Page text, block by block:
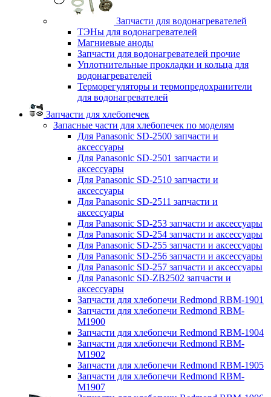
Запчасти для водонагревателей
ТЭНы для водонагревателей
Магниевые аноды
Запчасти для водонагревателей прочие
Уплотнительные прокладки и кольца для
водонагревателей
Терморегуляторы и термопредохранители
для водонагревателей
Запчасти для хлебопечек
Запасные части для хлебопечек по моделям
Для Panasonic SD-2500 запчасти и
аксессуары
Для Panasonic SD-2501 запчасти и
аксессуары
Для Panasonic SD-2510 запчасти и
аксессуары
Для Panasonic SD-2511 запчасти и
аксессуары
Для Panasonic SD-253 запчасти и аксессуары
Для Panasonic SD-254 запчасти и аксессуары
Для Panasonic SD-255 запчасти и аксессуары
Для Panasonic SD-256 запчасти и аксессуары
Для Panasonic SD-257 запчасти и аксессуары
Для Panasonic SD-ZB2502 запчасти и
аксессуары
Запчасти для хлебопечи Redmond RBM-1901
Запчасти для хлебопечи Redmond RBM-
M1900
Запчасти для хлебопечи Redmond RBM-1904
Запчасти для хлебопечи Redmond RBM-
M1902
Запчасти для хлебопечи Redmond RBM-1905
Запчасти для хлебопечи Redmond RBM-
M1907